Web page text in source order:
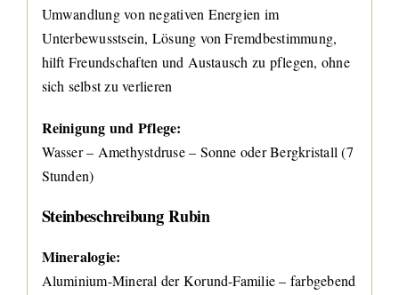
Umwandlung von negativen Energien im
Unterbewusstsein, Lösung von Fremdbestimmung,
hilft Freundschaften und Austausch zu pflegen, ohne
sich selbst zu verlieren
Reinigung und Pflege:
Wasser – Amethystdruse – Sonne oder Bergkristall (7
Stunden)
SteinbeschreibungRubin
Mineralogie:
Aluminium-Mineral der Korund-Familie – farbgebend